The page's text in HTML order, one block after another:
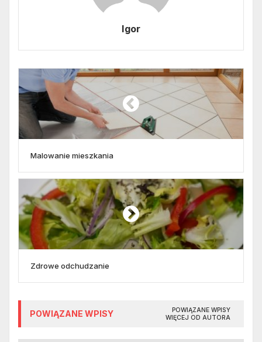
Igor
Malowanie mieszkania
Zdrowe odchudzanie
POWIĄZANE WPISY
POWIĄZANE WPISY
WIĘCEJ OD AUTORA